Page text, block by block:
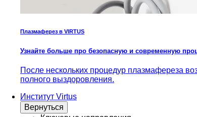
Плазмаферез в VIRTUS
Узнайте больше про безопасную и современную
После нескольких процедур плазмафереза
полного выздоровления.
Институт Virtus
Вернуться